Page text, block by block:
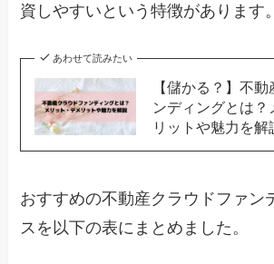
資しやすいという特徴があります。
あわせて読みたい
【儲かる？】不
ンディングとは？
リットや魅力を解
おすすめの不動産クラウドファン
スを以下の表にまとめました。